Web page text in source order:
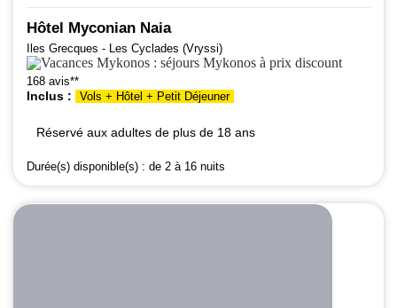
Hôtel Myconian Naia
Iles Grecques - Les Cyclades (Vryssi)
168 avis**
Inclus : Vols + Hôtel + Petit Déjeuner
Réservé aux adultes de plus de 18 ans
Durée(s) disponible(s) : de 2 à 16 nuits